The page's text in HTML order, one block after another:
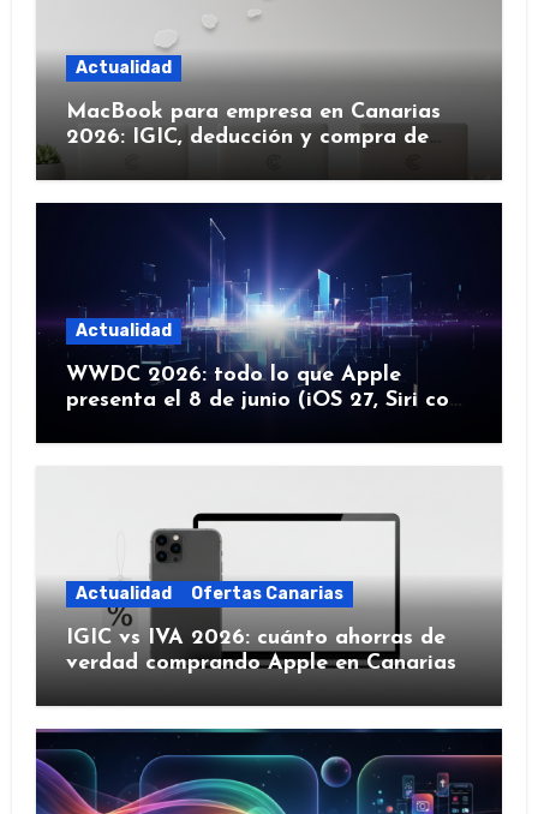
Actualidad
MacBook para empresa en Canarias
2026: IGIC, deducción y compra de
Actualidad
WWDC 2026: todo lo que Apple
presenta el 8 de junio (iOS 27, Siri con
Actualidad Ofertas Canarias
IGIC vs IVA 2026: cuánto ahorras de
verdad comprando Apple en Canarias